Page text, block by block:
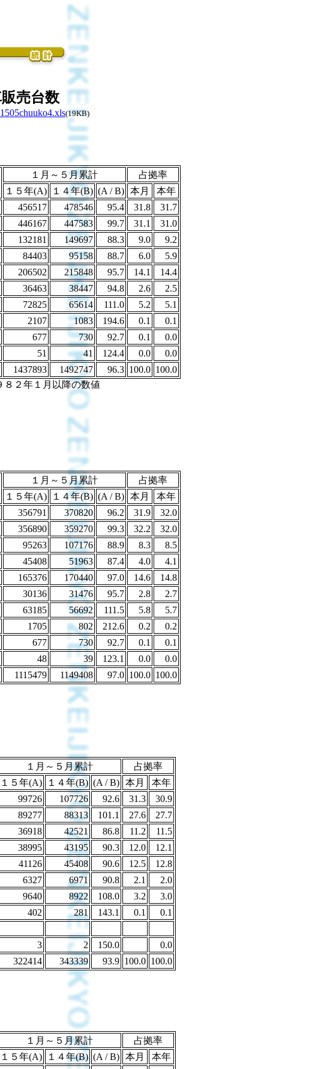
売台数
1505chuuko4.xls(19KB)
１月～５月累計
占拠率
１５年(A)
１４年(B) (A / B) 本月
本年
456517 478546 95.4 31.8
31.7
446167 447583 99.7 31.1
31.0
132181 149697 88.3 9.0
9.2
84403 95158 88.7 6.0
5.9
206502 215848 95.7 14.1
14.4
36463 38447 94.8 2.6
2.5
72825 65614 111.0 5.2
5.1
2107 1083 194.6 0.1
0.1
677 730 92.7 0.1
0.0
51 41 124.4 0.0
0.0
1437893 1492747 96.3 100.0 100.0
８２年１月以降の数値
１月～５月累計
占拠率
１５年(A)
１４年(B) (A / B) 本月
本年
356791 370820 96.2 31.9
32.0
356890 359270 99.3 32.2
32.0
95263 107176 88.9 8.3
8.5
45408 51963 87.4 4.0
4.1
165376 170440 97.0 14.6
14.8
30136 31476 95.7 2.8
2.7
63185 56692 111.5 5.8
5.7
1705 802 212.6 0.2
0.2
677 730 92.7 0.1
0.1
48 39 123.1 0.0
0.0
1115479 1149408 97.0 100.0 100.0
１月～５月累計
占拠率
１５年(A)
１４年(B) (A / B) 本月
本年
99726 107726 92.6 31.3
30.9
89277 88313 101.1 27.6
27.7
36918 42521 86.8 11.2
11.5
38995 43195 90.3 12.0
12.1
41126 45408 90.6 12.5
12.8
6327 6971 90.8 2.1
2.0
9640 8922 108.0 3.2
3.0
402 281 143.1 0.1
0.1
3 2 150.0
0.0
322414 343339 93.9 100.0 100.0
１月～５月累計
占拠率
１５年(A)
１４年(B) (A / B) 本月
本年